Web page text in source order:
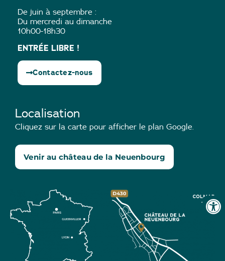
De juin à septembre :
Du mercredi au dimanche
10h00-18h30
ENTRÉE LIBRE !
Contactez-nous
Localisation
Cliquez sur la carte pour afficher le plan Google.
Venir au château de la Neuenbourg